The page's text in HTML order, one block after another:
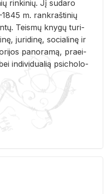
rin­ki­nių. Jį su­da­ro
m. rank­raš­ti­nių
Teis­mų kny­gų tu­ri­
ju­ri­di­nę, so­cia­li­nę ir
pa­no­ra­mą, pra­ei­
in­di­vi­dua­lią psi­cho­lo­